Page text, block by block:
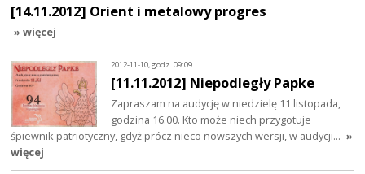
[14.11.2012] Orient i metalowy progres
» więcej
2012-11-10, godz. 09:09
[11.11.2012] Niepodległy Papke
Zapraszam na audycję w niedzielę 11 listopada,
godzina 16.00. Kto może niech przygotuje
śpiewnik patriotyczny, gdyż prócz nieco nowszych wersji, w audycji… »
więcej